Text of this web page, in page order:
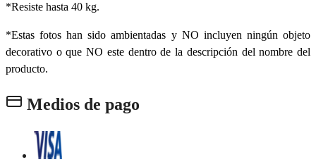
*Resiste hasta 40 kg.
*Estas fotos han sido ambientadas y NO incluyen ningún objeto
decorativo o que NO este dentro de la descripción del nombre del
producto.
Medios de pago